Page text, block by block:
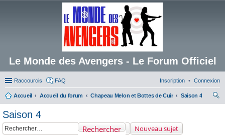
Le Monde des Avengers - Le Forum Officiel
Raccourcis FAQ Connexion
Inscription
Accueil Accueil du forum Chapeau Melon et Bottes de Cuir
Saison 4
Saison 4
Nouveau sujet
Rechercher